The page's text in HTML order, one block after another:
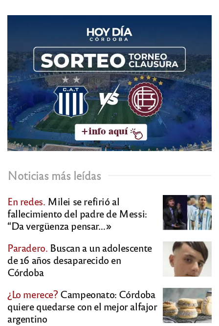
Noticias más leídas
En redes. Milei se refirió al
fallecimiento del padre de Messi:
“Da vergüenza pensar…»
Paradero. Buscan a un adolescente
de 16 años desaparecido en
Córdoba
¿Lo merece?Campeonato: Córdoba
quiere quedarse con el mejor alfajor
argentino